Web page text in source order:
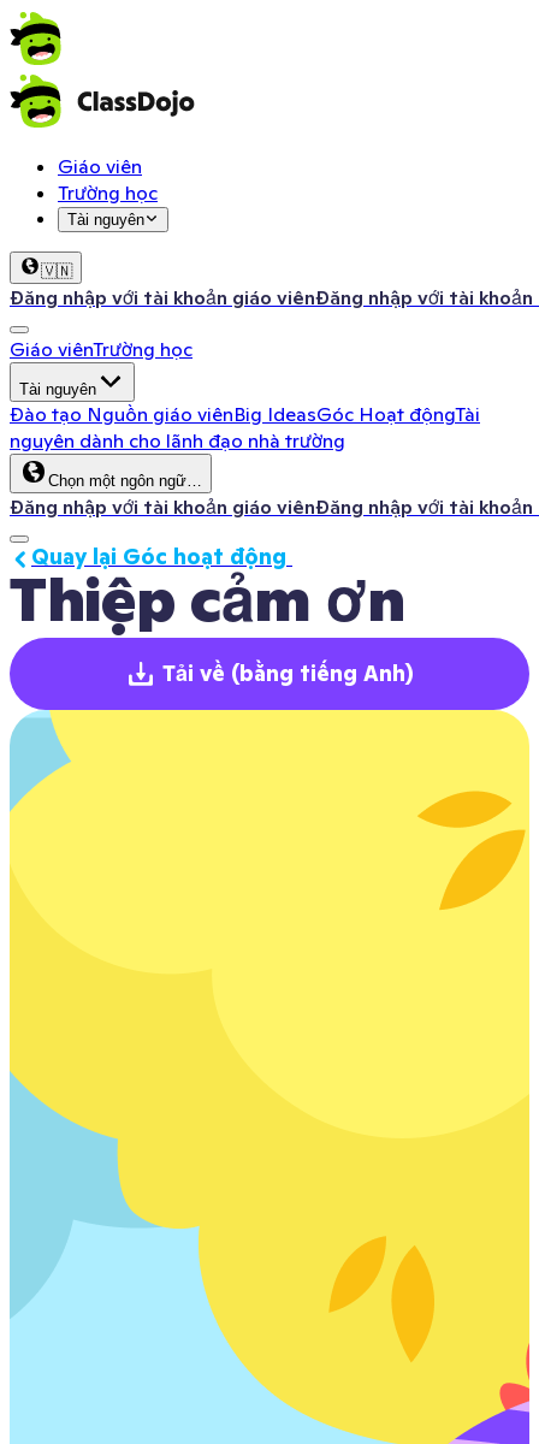
Giáo viên
Trường học
Tài nguyên
🇻🇳
Đăng nhập với tài khoản giáo viênĐăng nhập với tài khoản
Giáo viênTrường học
Tài nguyên
Đào tạo Nguồn giáo viênBig IdeasGóc Hoạt độngTài
nguyên dành cho lãnh đạo nhà trường
Chọn một ngôn ngữ…
Đăng nhập với tài khoản giáo viênĐăng nhập với tài khoản
Thiệp cảm ơn
Quay lại Góc hoạt động
Tải về (bằng tiếng Anh)